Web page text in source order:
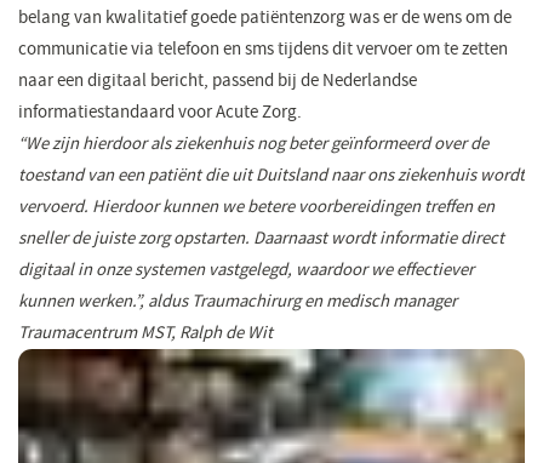
belang van kwalitatief goede patiëntenzorg was er de wens om de
communicatie via telefoon en sms tijdens dit vervoer om te zetten
naar een digitaal bericht, passend bij de Nederlandse
informatiestandaard voor Acute Zorg.
“We zijn hierdoor als ziekenhuis nog beter geïnformeerd over de
toestand van een patiënt die uit Duitsland naar ons ziekenhuis wordt
vervoerd. Hierdoor kunnen we betere voorbereidingen treffen en
sneller de juiste zorg opstarten. Daarnaast wordt informatie direct
digitaal in onze systemen vastgelegd, waardoor we effectiever
kunnen werken.”, aldus Traumachirurg en medisch manager
Traumacentrum MST, Ralph de Wit